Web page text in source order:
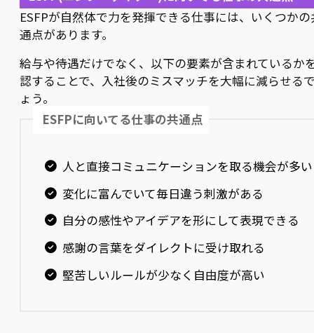
ESFPが自然体で力を発揮できる仕事には、いくつかの
通点があります。
給与や待遇だけでなく、以下の要素が含まれているか
認することで、入社後のミスマッチを大幅に減らせる
ょう。
ESFPに向いてる仕事の共通点
人と直接コミュニケーションを取る機会が多い
変化に富んでいて毎日違う刺激がある
自分の感性やアイデアを形にして表現できる
感謝の言葉をダイレクトに受け取れる
堅苦しいルールが少なく自由度が高い